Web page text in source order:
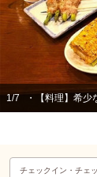
1/7 ・【料理】希
チェックイン・ チェ